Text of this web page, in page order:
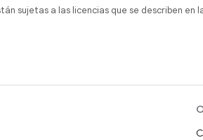
sujetas a las licencias que se describen en